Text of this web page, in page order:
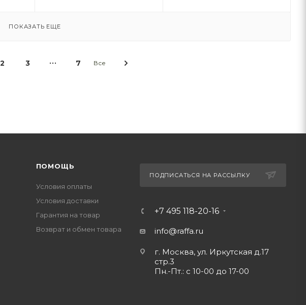
ПОКАЗАТЬ ЕЩЕ
2 3 7 Все
ПОМОЩЬ
Условия оплаты
Условия доставки
Гарантия на товар
Возврат и обмен товара
ПОДПИСАТЬСЯ НА РАССЫЛКУ
+7 495 118-20-16
info@raffa.ru
г. Москва, ул. Иркутская д.17
стр.3
Пн.-Пт.: с 10-00 до 17-00